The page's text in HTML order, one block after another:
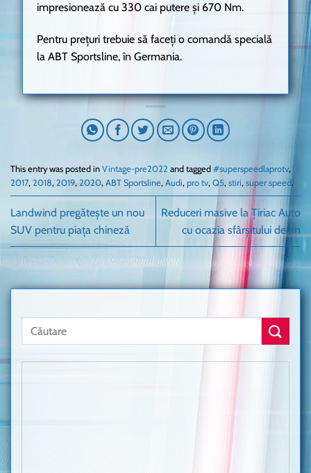
impresionează cu 330 cai putere și 670 Nm.
Pentru prețuri trebuie să faceți o comandă specială
la ABT Sportsline, în Germania.
This entry was posted in Vintage-pre2022 and tagged #superspeedlaprotv,
2017, 2018, 2019, 2020, ABT Sportsline, Audi, pro tv, Q5, stiri, super speed.
Landwind pregătește un nou
SUV pentru piața chineză
Reduceri masive la Țiriac Auto
cu ocazia sfârșitului de an